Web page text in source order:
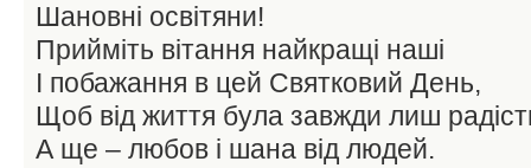
Шановні освітяни!
Прийміть вітання найкращі наші
І побажання в цей Святковий День,
Щоб від життя була завжди лиш
А ще – любов і шана від людей.